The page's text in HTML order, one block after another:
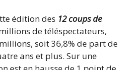
édition des 12 coups de
de téléspectateurs,
soit 36,8% de part de
ans et plus. Sur une